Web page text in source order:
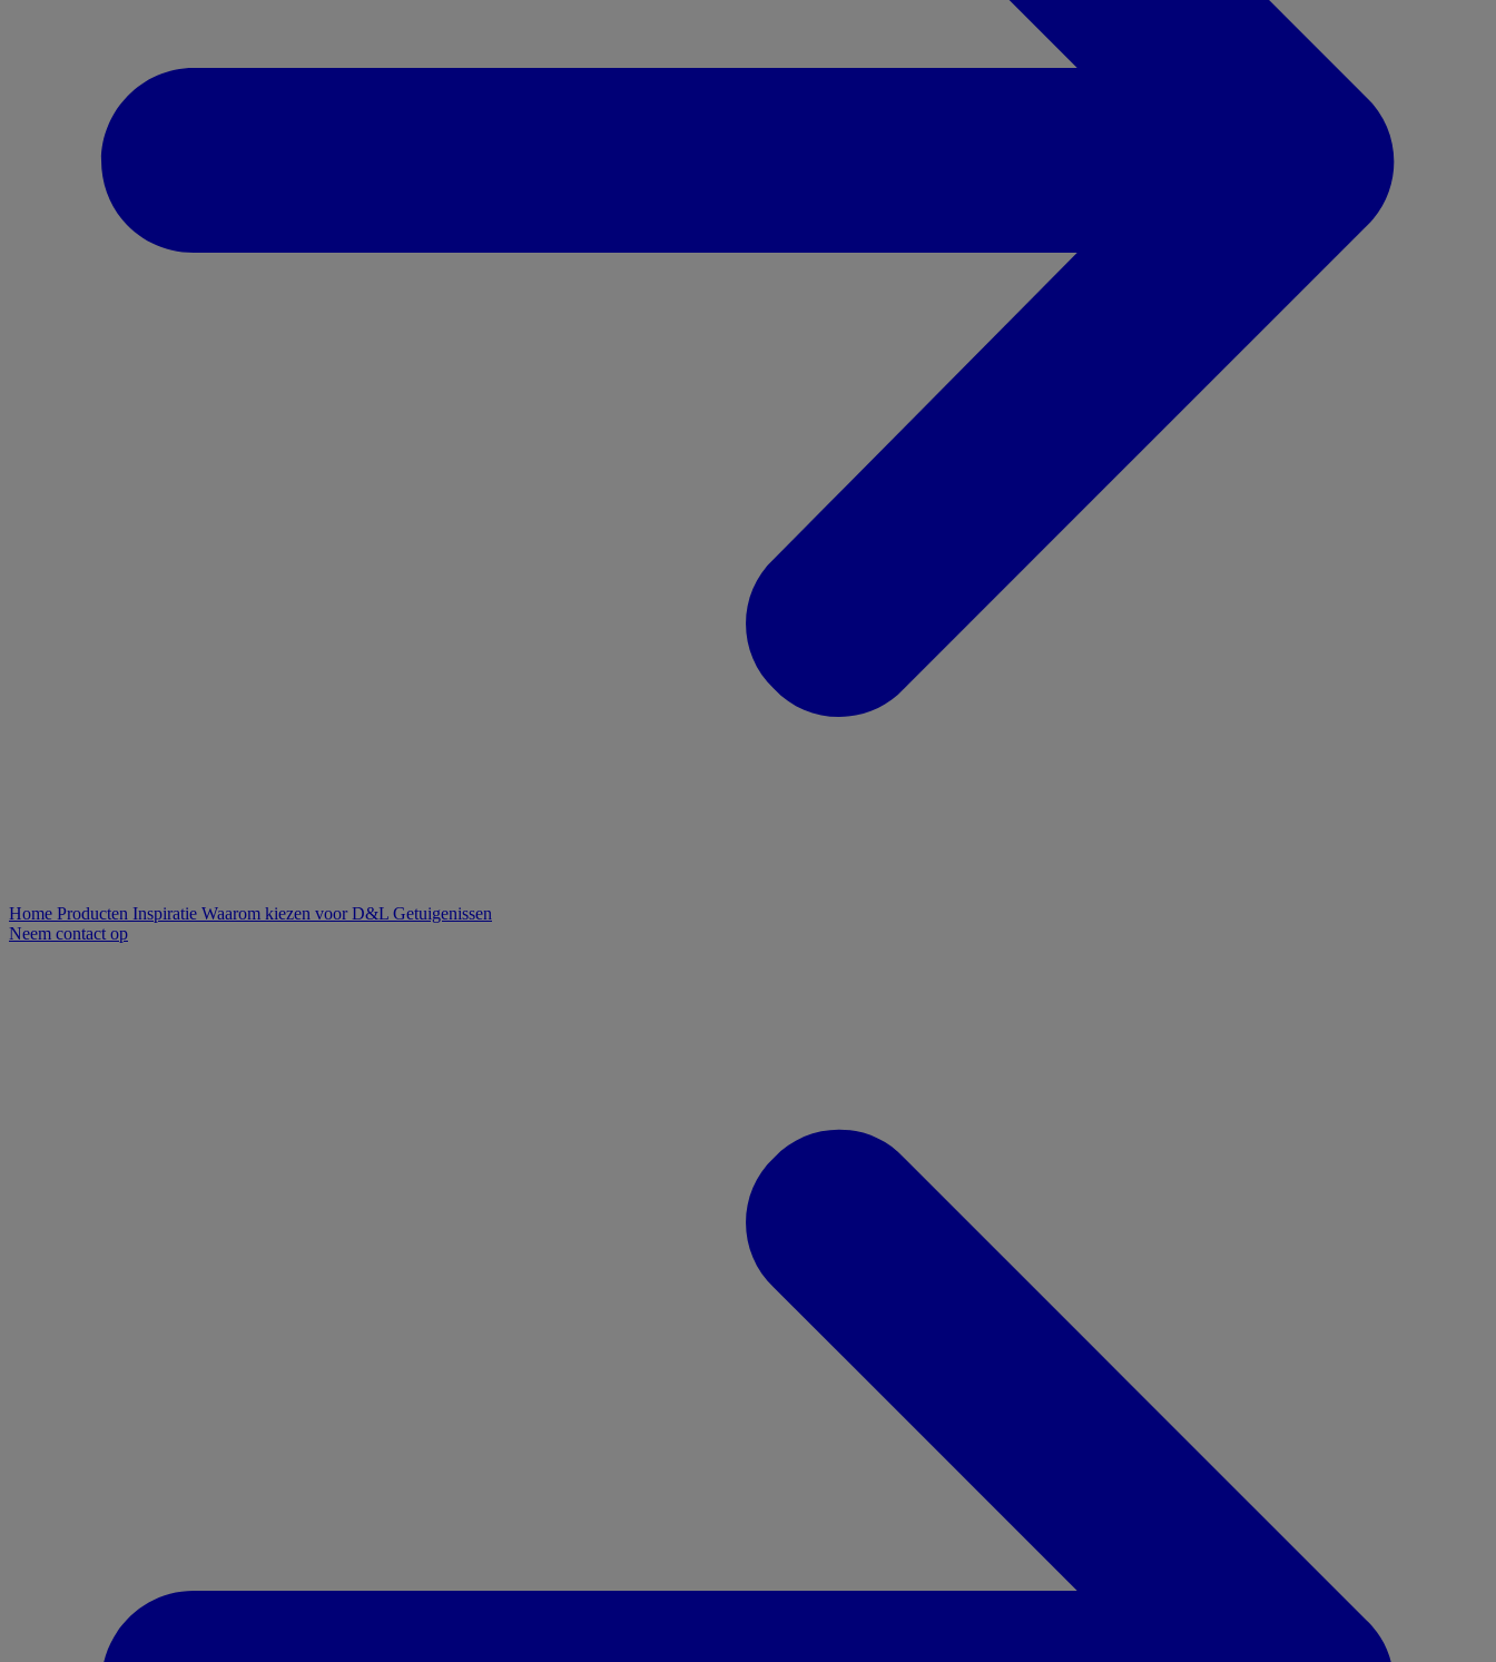
Home Producten Inspiratie Waarom kiezen voor D&L Getuigenissen
Neem contact op